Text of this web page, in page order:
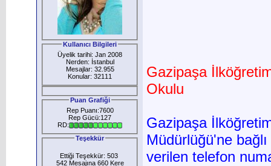
Kullanıcı Bilgileri
Üyelik tarihi: Jan 2008
Nerden: İstanbul
Mesajlar: 32.955
Konular: 32111
Puan Grafiği
Rep Puanı:7600
Rep Gücü:127
RD:
Teşekkür
Ettiği Teşekkür: 503
542 Mesajına 660 Kere
Gazipaşa
Okulu
Gazipaşa
Müdürlüğü'ne
verilen telefon